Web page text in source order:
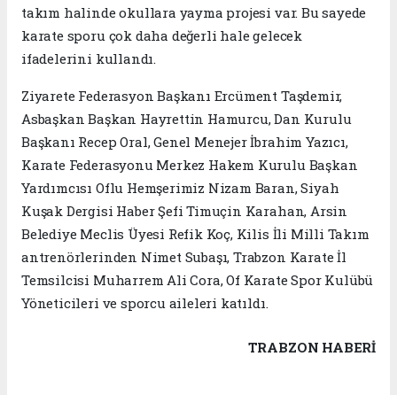
takım halinde okullara yayma projesi var. Bu sayede
karate sporu çok daha değerli hale gelecek
ifadelerini kullandı.
Ziyarete Federasyon Başkanı Ercüment Taşdemir,
Asbaşkan Başkan Hayrettin Hamurcu, Dan Kurulu
Başkanı Recep Oral, Genel Menejer İbrahim Yazıcı,
Karate Federasyonu Merkez Hakem Kurulu Başkan
Yardımcısı Oflu Hemşerimiz Nizam Baran, Siyah
Kuşak Dergisi Haber Şefi Timuçin Karahan, Arsin
Belediye Meclis Üyesi Refik Koç, Kilis İli Milli Takım
antrenörlerinden Nimet Subaşı, Trabzon Karate İl
Temsilcisi Muharrem Ali Cora, Of Karate Spor Kulübü
Yöneticileri ve sporcu aileleri katıldı.
TRABZON HABERİ